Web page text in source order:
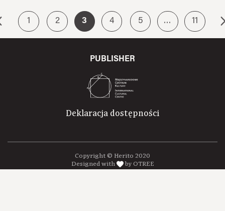
1 2 3 4 5 … 11
PUBLISHER
Deklaracja dostępności
Copyright © Herito 2020
Designed with
by OTREE